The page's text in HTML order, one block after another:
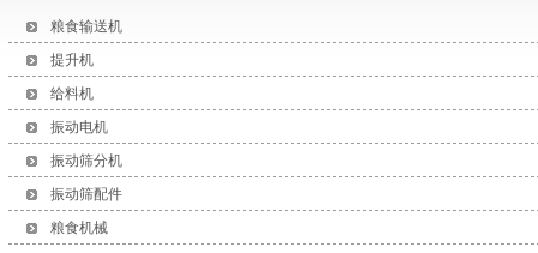
粮食输送机
提升机
给料机
振动电机
振动筛分机
振动筛配件
粮食机械